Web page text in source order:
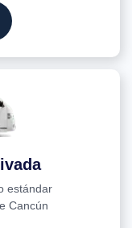
estándar
Cancún